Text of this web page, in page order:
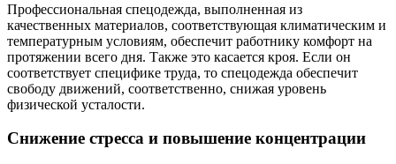
Профессиональная спецодежда, выполненная из
качественных материалов, соответствующая климатическим и
температурным условиям, обеспечит работнику комфорт на
протяжении всего дня. Также это касается кроя. Если он
соответствует специфике труда, то спецодежда обеспечит
свободу движений, соответственно, снижая уровень
физической усталости.
Снижение стресса и повышение концентрации